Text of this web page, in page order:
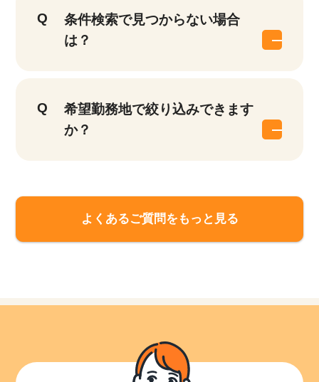
条件検索で見つからない場合
は？
希望勤務地で絞り込みできます
か？
よくあるご質問をもっと見る
9,632 他の条件を選択